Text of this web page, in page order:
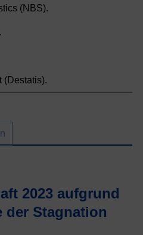
(NBS).
(Destatis).
2023 aufgrund
der Stagnation